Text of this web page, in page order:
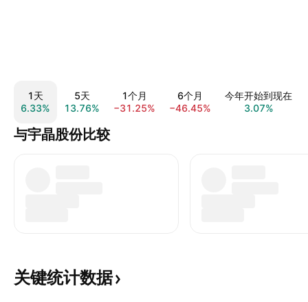
1天
6.33%
5天
13.76%
1个月
−31.25%
6个月
−46.45%
今年开始到现在
3.07%
与宇晶股份比较
关键统计数据